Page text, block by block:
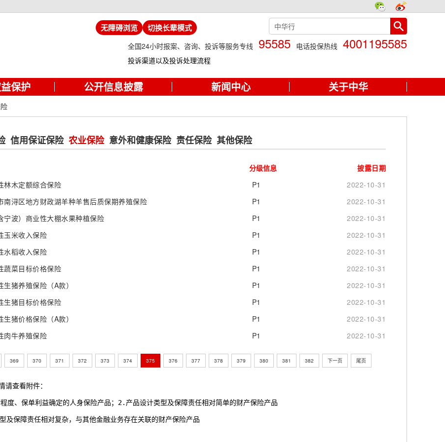
无障碍浏览 切换长辈模式
全国24小时报案、咨询、投诉等服务专线 95585 电话投保热线 4001195585
投诉渠道以及投诉处理流程
保护 公开信息披露 新闻中心 关于中华
信用保证保险 农业保险 意外和健康保险 责任保险 其他保险
分级信息
披露日期
林木定额综合保险
P1
2022-10-31
南浔区地方财政湖羊种羊售后质保期养殖保险
P1
2022-10-31
宁波）商业性大棚水果种植保险
P1
2022-10-31
玉米收入保险
P1
2022-10-31
水稻收入保险
P1
2022-10-31
蔬菜目标价格保险
P1
2022-10-31
猪养殖保险（A款）
P1
2022-10-31
生猪目标价格保险
P1
2022-10-31
猪价格保险（A款）
P1
2022-10-31
肉牛养殖保险
P1 2022-10-31
369 370 371 372 373 374 375 376 377 378 379 380 381 382 下一页 尾页
请查看附件：
度、保单利益确定的人身保险产品；2.产品设计类型及保障责任相对简单的财产保险产品
及保障责任相对复杂，与其他金融业务存在关联的财产保险产品